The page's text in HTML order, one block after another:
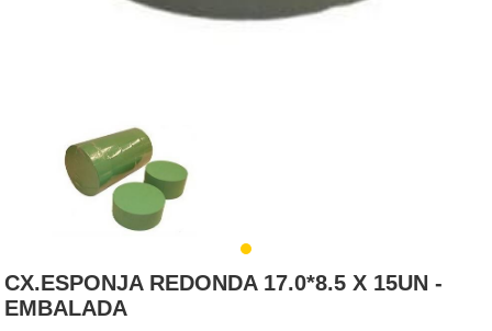
CX.ESPONJA REDONDA 17.0*8.5 X 15UN -
EMBALADA